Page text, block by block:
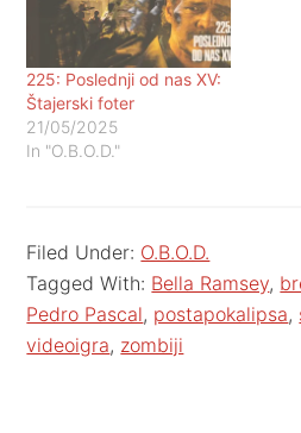
225: Poslednji od nas XV:
Štajerski foter
21/05/2025
In "O.B.O.D."
Filed Under: O.B.O.D.
Tagged With: Bella Ramsey,
Pedro Pascal, postapokalipsa,
videoigra, zombiji